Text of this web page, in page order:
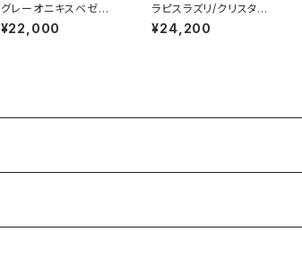
グレーオニキスベゼル
セッティングリング RG1
9-010
¥22,000
ラピスラズリ/クリスタル
タブレット フラワーリン
グ RG21-077
¥24,200